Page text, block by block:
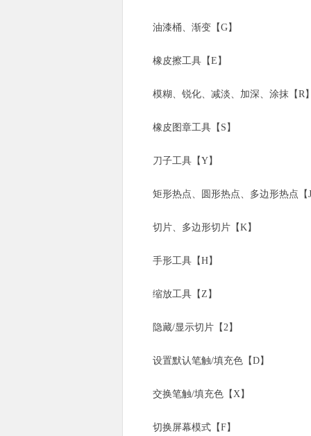
油漆桶、渐变【G】
橡皮擦工具【E】
模糊、锐化、减淡、加深、涂抹【R
橡皮图章工具【S】
刀子工具【Y】
矩形热点、圆形热点、多边形热点【
切片、多边形切片【K】
手形工具【H】
缩放工具【Z】
隐藏/显示切片【2】
设置默认笔触/填充色【D】
交换笔触/填充色【X】
切换屏幕模式【F】